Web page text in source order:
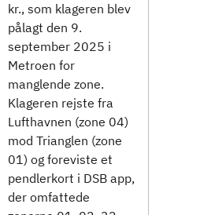
kr., som klageren blev
pålagt den 9.
september 2025 i
Metroen for
manglende zone.
Klageren rejste fra
Lufthavnen (zone 04)
mod Trianglen (zone
01) og foreviste et
pendlerkort i DSB app,
der omfattede